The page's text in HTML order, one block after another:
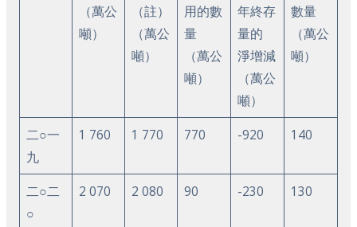
（萬公
噸）
（註）
（萬公
噸）
用的數
量
（萬公
噸）
年終存
量的
淨增減
（萬公
噸）
數量
（萬公
噸）
二○一
九
1 760 1 770 770 -920 140
二○二
○
2 070 2 080 90 -230 130